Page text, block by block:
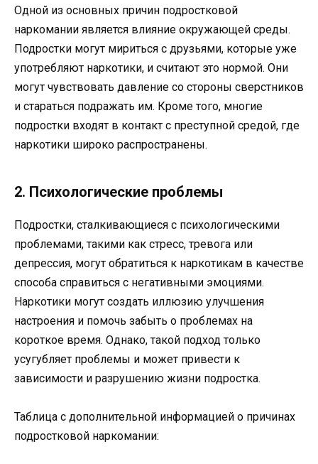
Одной из основных причин подростковой
наркомании является влияние окружающей среды.
Подростки могут мириться с друзьями, которые уже
употребляют наркотики, и считают это нормой. Они
могут чувствовать давление со стороны сверстников
и стараться подражать им. Кроме того, многие
подростки входят в контакт с преступной средой, где
наркотики широко распространены.
2. Психологические проблемы
Подростки, сталкивающиеся с психологическими
проблемами, такими как стресс, тревога или
депрессия, могут обратиться к наркотикам в качестве
способа справиться с негативными эмоциями.
Наркотики могут создать иллюзию улучшения
настроения и помочь забыть о проблемах на
короткое время. Однако, такой подход только
усугубляет проблемы и может привести к
зависимости и разрушению жизни подростка.
Таблица с дополнительной информацией о причинах
подростковой наркомании: